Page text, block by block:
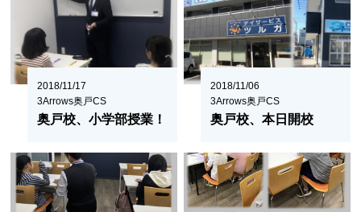
2018/11/17
3Arrows奥戸CS
奥戸校、小学部授業！
2018/11/06
3Arrows奥戸CS
奥戸校、本日開校